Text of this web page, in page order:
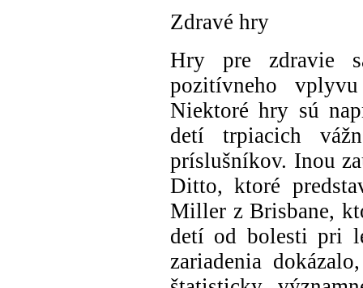
Zdravé hry
Hry pre zdravie
pozitívneho
Niektoré hry sú
detí trpiacich
príslušníkov. Inou
Ditto, ktoré
Miller z Brisbane,
detí od bolesti pri
zariadenia